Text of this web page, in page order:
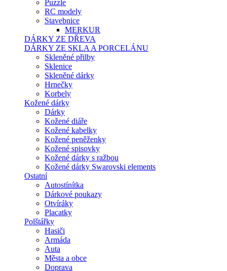
Puzzle
RC modely
Stavebnice
MERKUR
DÁRKY ZE DŘEVA
DÁRKY ZE SKLA A PORCELÁNU
Skleněné přilby
Sklenice
Skleněné dárky
Hrnečky
Korbely
Kožené dárky
Dárky
Kožené diáře
Kožené kabelky
Kožené peněženky
Kožené spisovky
Kožené dárky s ražbou
Kožené dárky Swarovski elements
Ostatní
Autostínítka
Dárkové poukazy
Otvíráky
Placatky
Polštářky
Hasiči
Armáda
Auta
Města a obce
Doprava